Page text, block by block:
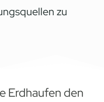
zu
Erdhaufen den